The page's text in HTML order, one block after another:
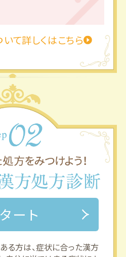
て詳しくはこちら
ート
る方は、症状に合った漢方